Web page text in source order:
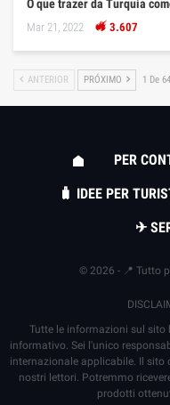
O que trazer da Turquia
Mar 21, 2022 3.607
ANTERIOR PRÓXIMO 1 De
PER
🧳 IDEE PER
✈
© 2026 - 📍 Tutto
Tutte le informazioni sul sito
informativo. Sei l'unico
internazionale applicabile. Il
nostri lettori. Potremmo
prodotti